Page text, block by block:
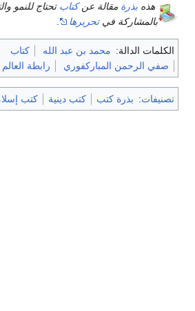
هذه بذرة مقالة عنكتاب تحتاج للنمو
بالمشاركة فيتحريرها .
الكلمات الدالة: محمد بن عبد الله
كتاب
صفي الرحمن المباركفوري
رابطة
تصنيفات: بذرة كتب كتب دينية كتب